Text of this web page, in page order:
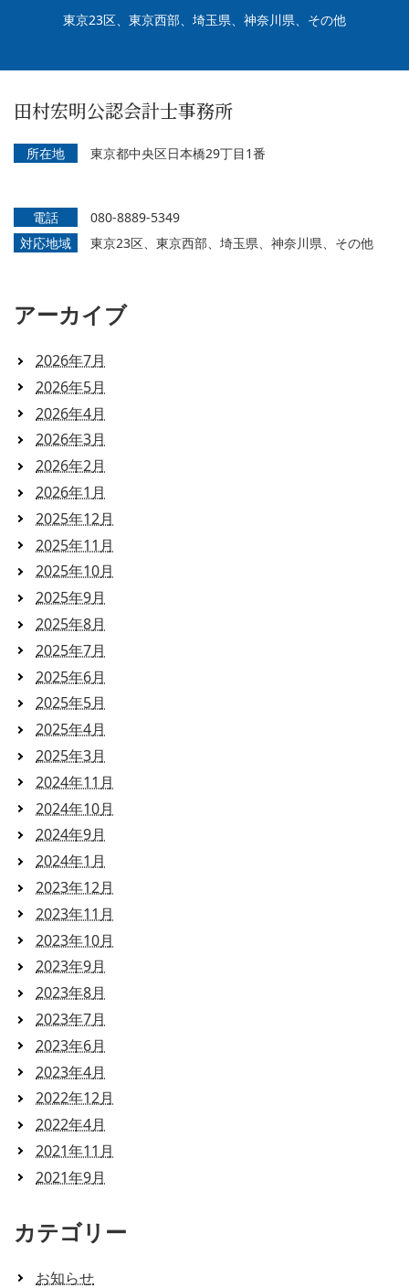
東京23区、東京西部、埼玉県、神奈川県、その他
田村宏明公認会計士事務所
所在地 東京都中央区日本橋29丁目1番
電話
080-8889-5349
対応地域
東京23区、東京西部、埼玉県、神奈川県、その他
アーカイブ
2026年7月
2026年5月
2026年4月
2026年3月
2026年2月
2026年1月
2025年12月
2025年11月
2025年10月
2025年9月
2025年8月
2025年7月
2025年6月
2025年5月
2025年4月
2025年3月
2024年11月
2024年10月
2024年9月
2024年1月
2023年12月
2023年11月
2023年10月
2023年9月
2023年8月
2023年7月
2023年6月
2023年4月
2022年12月
2022年4月
2021年11月
2021年9月
カテゴリー
お知らせ